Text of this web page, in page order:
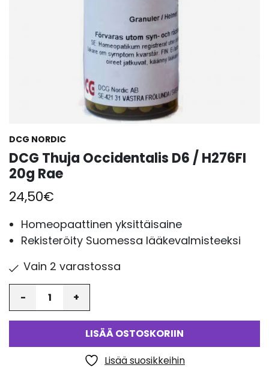
DCG NORDIC
DCG Thuja Occidentalis D6 / H276FI
20g Rae
24,50€
Homeopaattinen yksittäisaine
Rekisteröity Suomessa lääkevalmisteeksi
Vain 2 varastossa
LISÄÄ OSTOSKORIIN
Lisää suosikkeihin